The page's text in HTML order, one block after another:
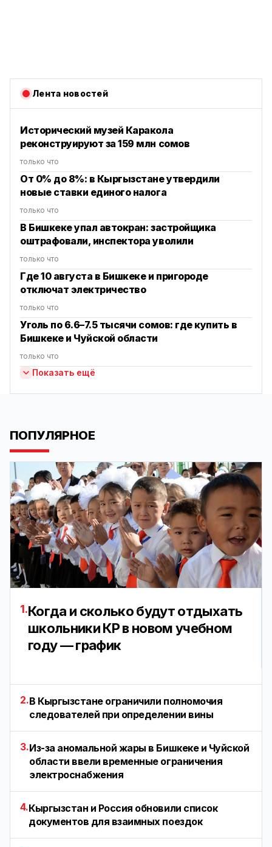
Лента новостей
Исторический музей Каракола
реконструируют за 159 млн сомов
только что
От 0% до 8%: в Кыргызстане утвердили
новые ставки единого налога
только что
В Бишкеке упал автокран: застройщика
оштрафовали, инспектора уволили
только что
Где 10 августа в Бишкеке и пригороде
отключат электричество
только что
Уголь по 6.6–7.5 тысячи сомов: где купить в
Бишкеке и Чуйской области
только что
Показать ещё
ПОПУЛЯРНОЕ
1.Когда и сколько будут отдыхать
школьники КР в новом учебном
году — график
2.В Кыргызстане ограничили полномочия
следователей при определении вины
3.Из-за аномальной жары в Бишкеке и Чуйской
области ввели временные ограничения
электроснабжения
4.Кыргызстан и Россия обновили список
документов для взаимных поездок